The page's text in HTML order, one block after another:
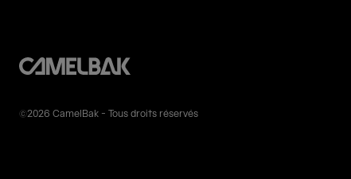
©2026 CamelBak - Tous droits réservés